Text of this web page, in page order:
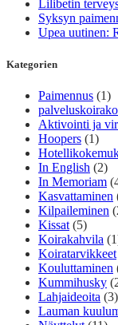
Lilibetin
Syksyn
Upea uutinen:
Kategorien
Paimennus (1)
Aktivointi ja
Hoopers (1)
In English (2)
In Memoriam
Kasvattaminen
Kilpaileminen
Kissat (5)
Koirakahvila
Koiratarvikkeet
Kouluttaminen
Kummihusky
Lahjaideoita (3)
Lauman